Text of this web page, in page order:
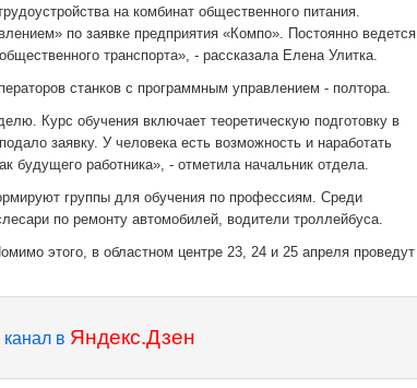
на комбинат общественного питания.
по заявке предприятия «Компо». Постоянно ведется
транспорта», - рассказала Елена Улитка.
станков с программным управлением - полтора.
Курс обучения включает теоретическую подготовку в
заявку. У человека есть возможность и наработать
будущего работника», - отметила начальник отдела.
группы для обучения по профессиям. Среди
по ремонту автомобилей, водители троллейбуса.
этого, в областном центре 23, 24 и 25 апреля проведут
в Яндекс.Дзен